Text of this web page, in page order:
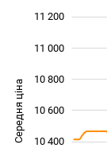
Середня ціна 10 000
10 400
10 600
10 800
11 000
11 200